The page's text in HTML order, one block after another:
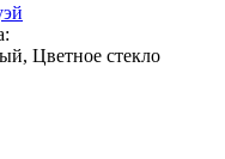
Цветное стекло